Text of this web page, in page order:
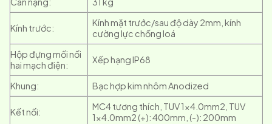
Kính trước:
Kính mặt trước/sau độ dày 2mm, kính
cường lực chống loá
Hộp đựng mối nối
hai mạch điện:
Xếp hạng IP68
Khung: Bạc hợp kim nhôm Anodized
Kết nối:
MC4 tương thích, TUV 1×4.0mm2, TUV
1×4.0mm2 (+): 400mm, (-): 200mm